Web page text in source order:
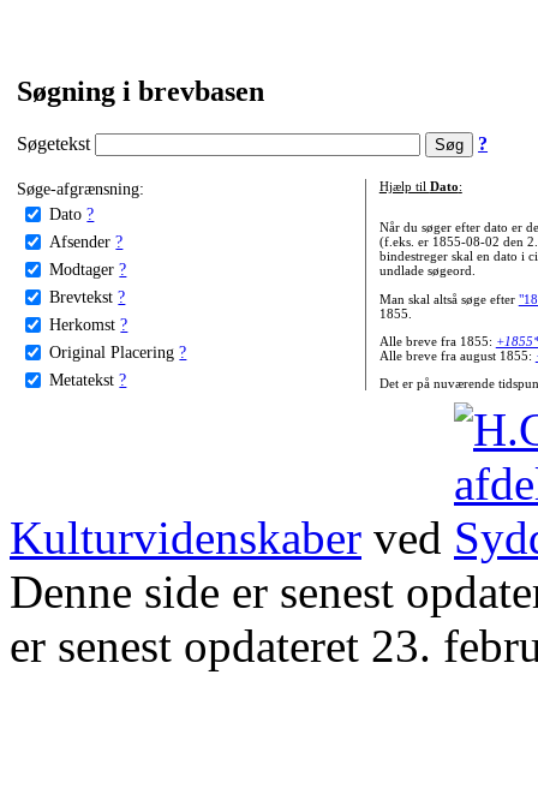
Søgning i brevbasen
Søgetekst ?
Søge-afgrænsning:
Dato ?
Afsender ?
Modtager ?
Brevtekst ?
Herkomst ?
Original Placering ?
Metatekst ?
Hjælp til Dato:
Når du søger efter dato er
(f.eks. er 1855-08-02 den
bindestreger skal en dato i
undlade søgeord.
Man skal altså søge efter
1855.
Alle breve fra 1855:
Alle breve fra august 1855:
Det er på nuværende
Kulturvidenskaber ved
Denne side er senest
er senest opdateret 23.